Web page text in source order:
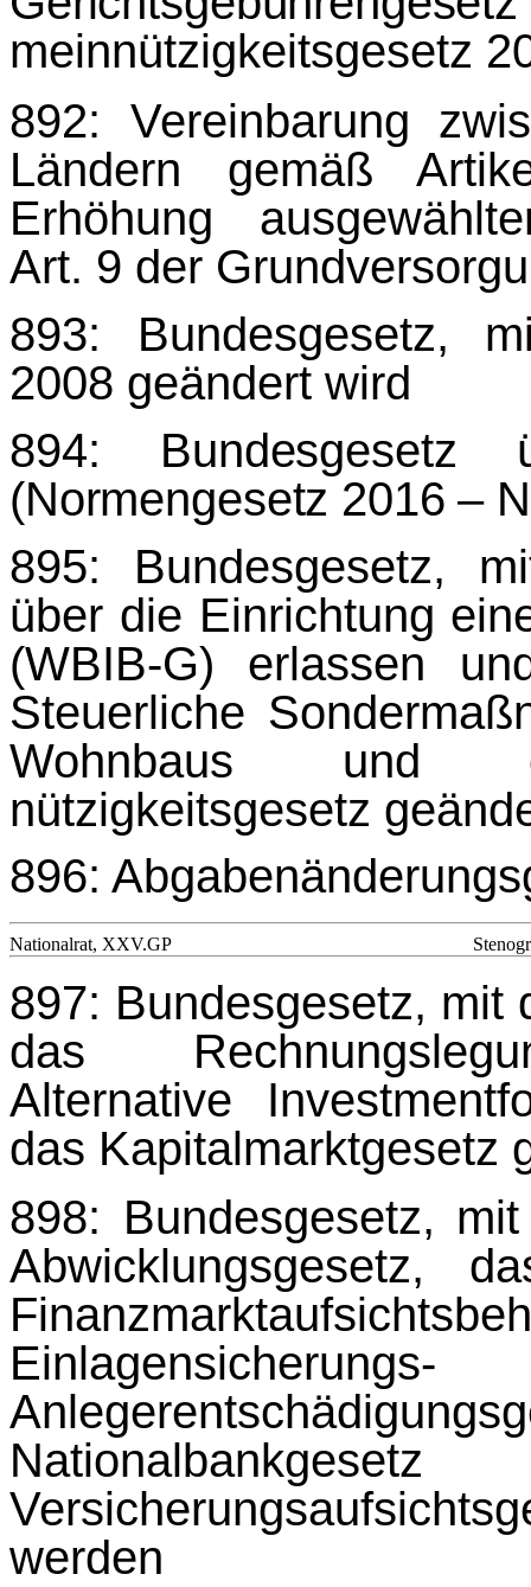
meinnützigkeitsgesetz
892: Vereinbarung
Ländern gemäß
Erhöhung
Art. 9 der
893: Bundesgesetz,
2008 geändert wird
894: Bundesgesetz
(Normengesetz 2016 –
895: Bundesgesetz,
über die Einrichtung
(WBIB-G) erlassen
Steuerliche
Wohnbaus und
nützigkeitsgesetz
896:
Nationalrat, XXV.GP
897: Bundesgesetz, mit
das
Alternative
das Kapi­talmarktgesetz
898: Bundesgesetz,
Abwicklungsgesetz,
werden